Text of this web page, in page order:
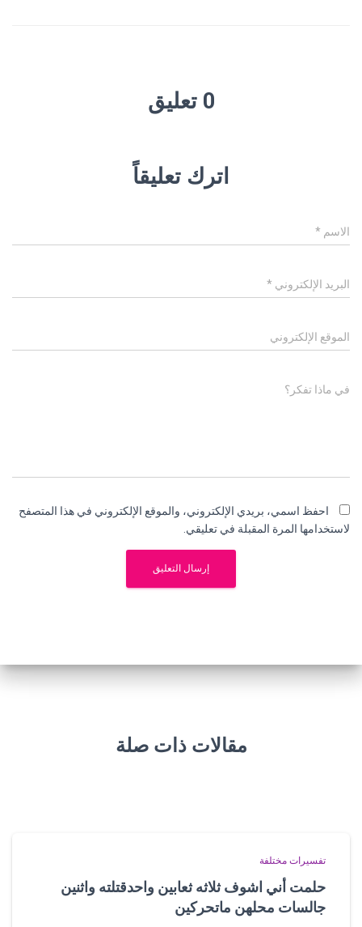
0 تعليق
اترك تعليقاً
الاسم *
البريد الإلكتروني *
الموقع الإلكتروني
في ماذا تفكر؟
احفظ اسمي، بريدي الإلكتروني، والموقع الإلكتروني في هذا المتصفح
لاستخدامها المرة المقبلة في تعليقي.
مقالات ذات صلة
تفسيرات مختلفة
حلمت أني اشوف ثلاثه ثعابين واحدقتلته واثنين
جالسات محلهن ماتحركين